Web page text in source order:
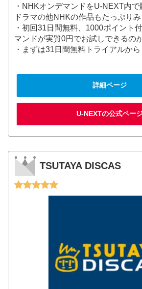
・NHKオンデマンドをU-NEXT内
ドラマの他NHKの作品もたっぷりみ
・初回31日間無料、1000ポイント
マンドが実質0円でお試しできるの
・まずは31日間無料トライアルから
詳細ページ
U-NEXTの公式ペー
TSUTAYA DISCAS